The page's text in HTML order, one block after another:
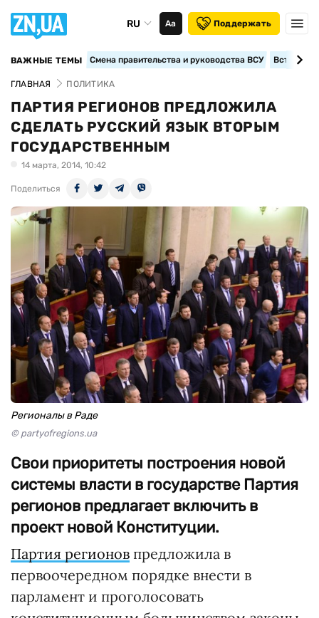
RU Аа Поддержать
ВАЖНЫЕ ТЕМЫ Смена правительства и руководства ВСУ
ГЛАВНАЯ ПОЛИТИКА
ПАРТИЯ РЕГИОНОВ ПРЕДЛОЖИЛА
СДЕЛАТЬ РУССКИЙ ЯЗЫК ВТОРЫМ
ГОСУДАРСТВЕННЫМ
14 марта, 2014, 10:42
Поделиться
Регионалы в Раде
© partyofregions.ua
Свои приоритеты построения новой
системы власти в государстве Партия
регионов предлагает включить в
проект новой Конституции.
Партия регионов предложила в
первоочередном порядке внести в
парламент и проголосовать